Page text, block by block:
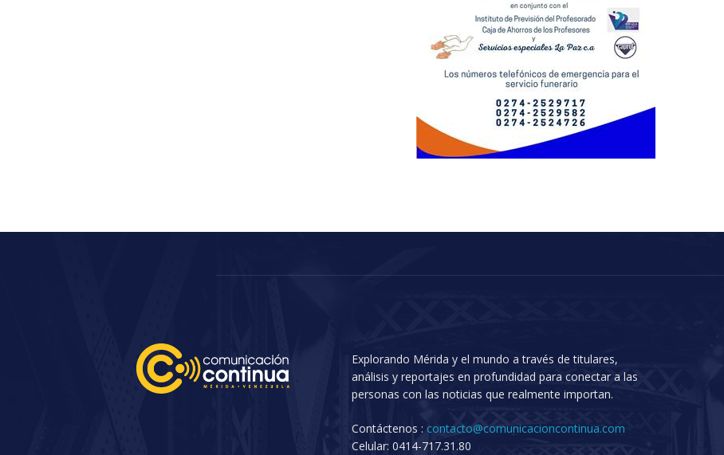
Explorando Mérida y el mundo a través de titulares,
análisis y reportajes en profundidad para conectar a las
personas con las noticias que realmente importan.
Contáctenos : contacto@comunicacioncontinua.com
Celular: 0414-717.31.80